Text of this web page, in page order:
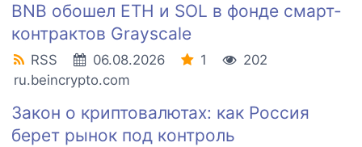
BNB обошел ETH и SOL в фонде смарт-
контрактов Grayscale
RSS 06.08.2026 1
202
ru.beincrypto.com
Закон о криптовалютах: как Россия
берет рынок под контроль